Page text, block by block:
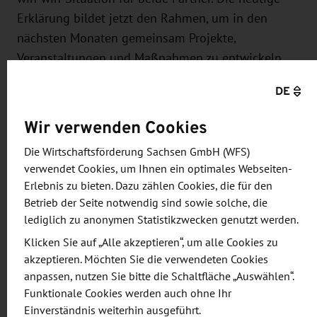
Erklärung bildet jetzt den Rahmen, um in den
nächsten Monaten gemeinsam Projekte,
Veranstaltungen und Maßnahmen zu entwickeln.
länderübergreifende Workshops zu aktuellen
gemeinsamen Technologiethemen.“
Hintergrundinformationen:
Die polnische Investitions- und Handelsagentur
PAIH kümmert sich darum, ausländische
Direktinvestitionen für Polen einzuwerben, die
Internationalisierung von polnischen Unternehmen
im Ausland zu unterstützen und die polnische
Wirtschaft weltweit zu fördern. Zu diesem Zweck
DE
Wir verwenden Cookies
Die Wirtschaftsförderung Sachsen GmbH (WFS)
verwendet Cookies, um Ihnen ein optimales Webseiten-
Erlebnis zu bieten. Dazu zählen Cookies, die für den
Betrieb der Seite notwendig sind sowie solche, die
lediglich zu anonymen Statistikzwecken genutzt werden.
Klicken Sie auf „Alle akzeptieren“, um alle Cookies zu
akzeptieren. Möchten Sie die verwendeten Cookies
anpassen, nutzen Sie bitte die Schaltfläche „Auswählen“.
Funktionale Cookies werden auch ohne Ihr
Einverständnis weiterhin ausgeführt.